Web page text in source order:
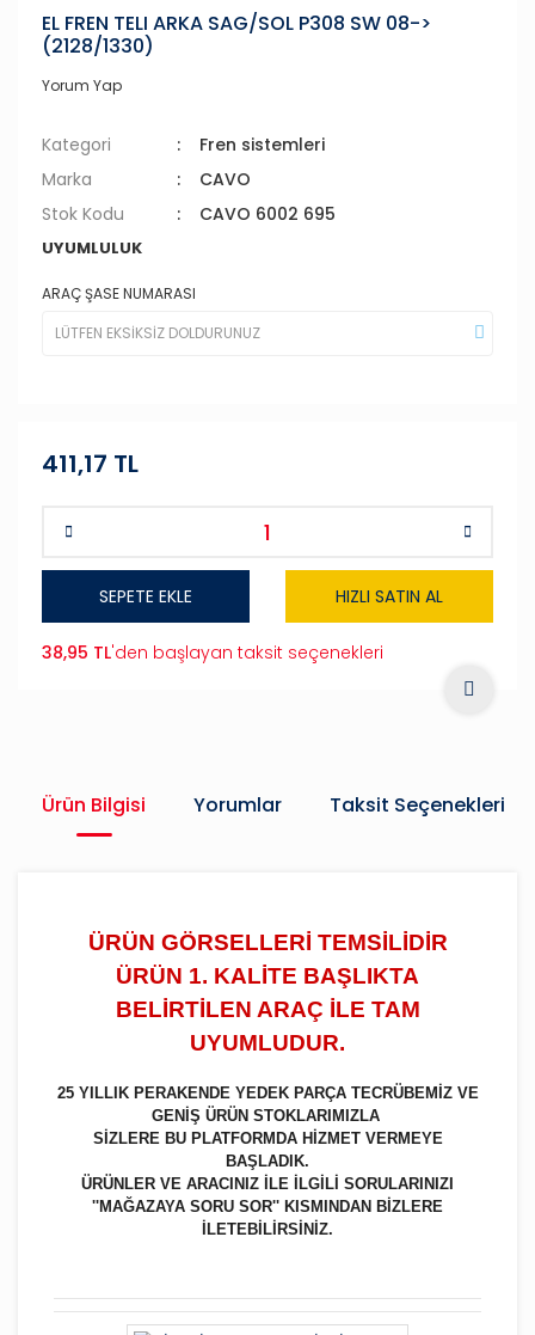
EL FREN TELI ARKA SAG/SOL P308 SW 08->
(2128/1330)
Yorum Yap
Kategori
Fren sistemleri
Marka
CAVO
Stok Kodu
CAVO 6002 695
UYUMLULUK
ARAÇ ŞASE NUMARASI
411,17 TL
SEPETE EKLE HIZLI SATIN AL
38,95 TL'den başlayan taksit seçenekleri
Ürün Bilgisi Yorumlar Taksit Seçenekleri
ÜRÜN GÖRSELLERİ TEMSİLİDİR
ÜRÜN 1. KALİTE BAŞLIKTA
BELİRTİLEN ARAÇ İLE TAM
UYUMLUDUR.
25 YILLIK PERAKENDE YEDEK PARÇA TECRÜBEMİZ VE
GENİŞ ÜRÜN STOKLARIMIZLA
SİZLERE BU PLATFORMDA HİZMET VERMEYE
BAŞLADIK.
ÜRÜNLER VE ARACINIZ İLE İLGİLİ SORULARINIZI
''MAĞAZAYA SORU SOR'' KISMINDAN BİZLERE
İLETEBİLİRSİNİZ.